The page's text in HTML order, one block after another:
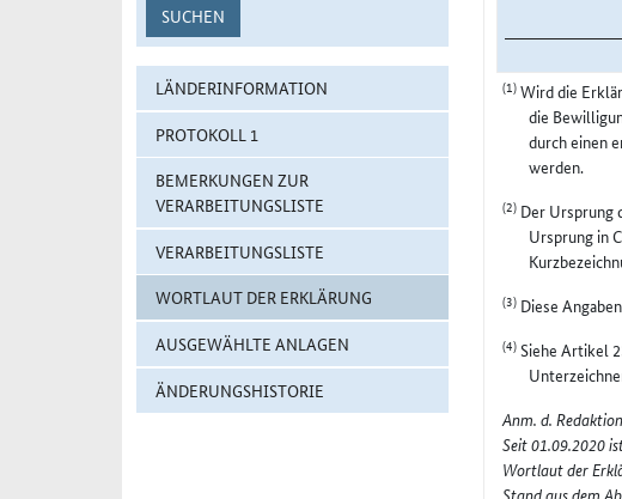
SUCHEN
LÄNDERINFORMATION
PROTOKOLL 1
BEMERKUNGEN ZUR
VERARBEITUNGSLISTE
VERARBEITUNGSLISTE
WORTLAUT DER ERKLÄRUNG
AUSGEWÄHLTE ANLAGEN
ÄNDERUNGSHISTORIE
(1)Wird die
die
durch einen
werden.
(2) Der Ursprung
Ursprung in
(3) Diese
(4)Siehe Artikel
Anm. d. Redaktion
Seit 01.09.2020
Wortlaut der
Stand aus dem